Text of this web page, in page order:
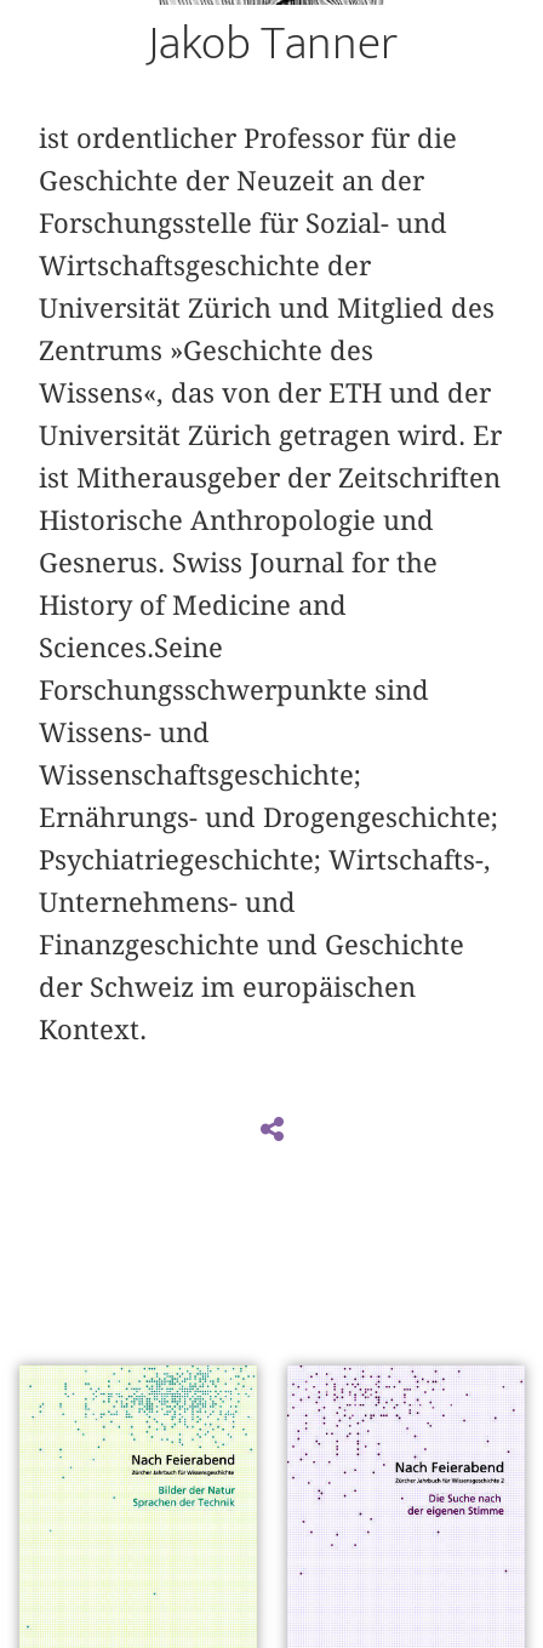
Jakob Tanner
ist ordentlicher Professor für die
Geschichte der Neuzeit an der
Forschungsstelle für Sozial- und
Wirtschaftsgeschichte der
Universität Zürich und Mitglied des
Zentrums »Geschichte des
Wissens«, das von der ETH und der
Universität Zürich getragen wird. Er
ist Mitherausgeber der Zeitschriften
Historische Anthropologie und
Gesnerus. Swiss Journal for the
History of Medicine and
Sciences.Seine
Forschungsschwerpunkte sind
Wissens- und
Wissenschaftsgeschichte;
Ernährungs- und Drogengeschichte;
Psychiatriegeschichte; Wirtschafts-,
Unternehmens- und
Finanzgeschichte und Geschichte
der Schweiz im europäischen
Kontext.